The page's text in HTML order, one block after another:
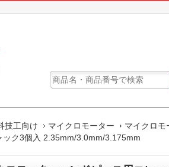
技工向け マイクロモーター マイクロモ
ック3個入 2.35mm/3.0mm/3.175mm